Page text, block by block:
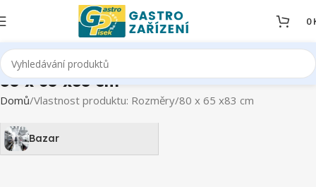
0
80 x 65 x83 cm
Domů Vlastnost produktu: Rozměry 80 x 65 x83 cm
Bazar